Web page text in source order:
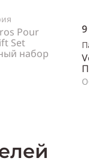
Pour
Set
набор